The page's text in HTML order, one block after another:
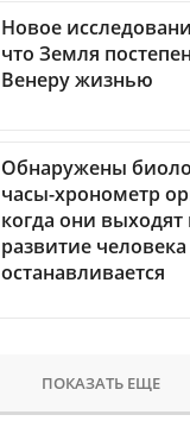
Новое
что Земля
Венеру жизнью
Обнаружены
часы-хронометр
когда они выходят
развитие человека
останавливается
ПОКАЗАТЬ ЕЩЕ